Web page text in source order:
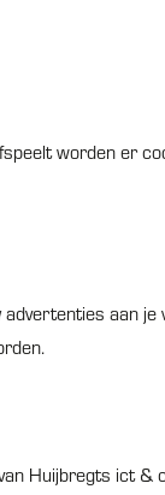
worden er
aan je
Huijbregts ict &